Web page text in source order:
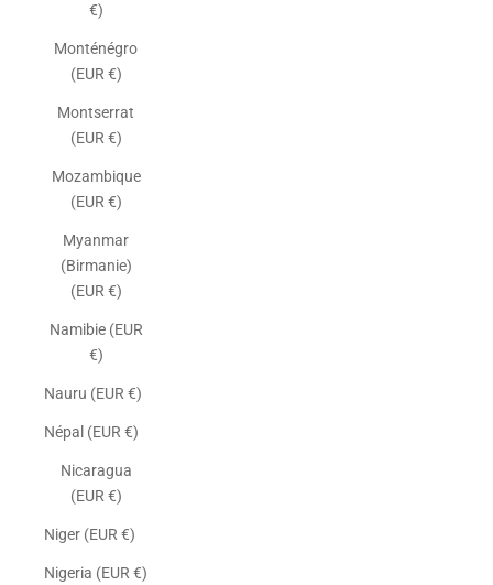
€)
Monténégro
(EUR €)
Montserrat
(EUR €)
Mozambique
(EUR €)
Myanmar
(Birmanie)
(EUR €)
Namibie (EUR
€)
Nauru (EUR €)
Népal (EUR €)
Nicaragua
(EUR €)
Niger (EUR €)
Nigeria (EUR €)